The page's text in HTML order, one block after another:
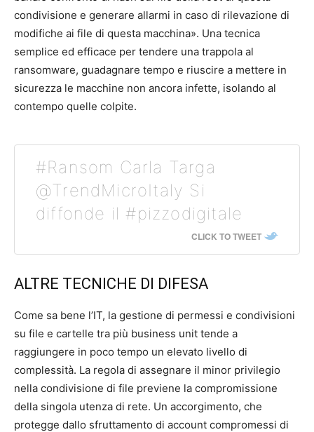
condivisione e generare allarmi in caso di rilevazione di
modifiche ai file di questa macchina». Una tecnica
semplice ed efficace per tendere una trappola al
ransomware, guadagnare tempo e riuscire a mettere in
sicurezza le macchine non ancora infette, isolando al
contempo quelle colpite.
#Ransom Carla Targa
@TrendMicroItaly Si
diffonde il #pizzodigitale
CLICK TO TWEET
ALTRE TECNICHE DI DIFESA
Come sa bene l’IT, la gestione di permessi e condivisioni
su file e cartelle tra più business unit tende a
raggiungere in poco tempo un elevato livello di
complessità. La regola di assegnare il minor privilegio
nella condivisione di file previene la compromissione
della singola utenza di rete. Un accorgimento, che
protegge dallo sfruttamento di account compromessi di